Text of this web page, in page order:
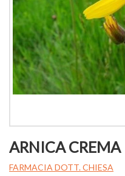
ARNICA CREMA
FARMACIA DOTT. CHIESA